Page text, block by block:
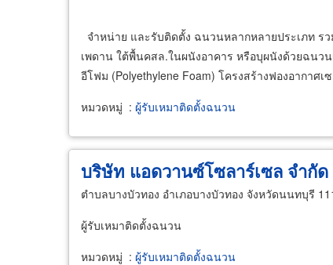
จำหน่าย และรับติดตั้ง ฉนวนหลากหลายประเภท ร
เพดาน ใต้พื้นคสล.ในผนังอาคาร หรือบุผนังด้วยฉนว
อีโฟม (Polyethylene Foam) โครงสร้างฟองอากา
หมวดหมู่ : ผู้รับเหมาติดตั้งฉนวน
บริษัท แอดวานซ์โซลาร์เซล จำกัด
ตำบลบางบัวทอง อำเภอบางบัวทอง จังหวัดนนทบุรี
ผู้รับเหมาติดตั้งฉนวน
หมวดหมู่ : ผู้รับเหมาติดตั้งฉนวน